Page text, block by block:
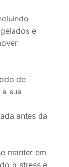
e
de
sua
antes da
manter em
o stress e